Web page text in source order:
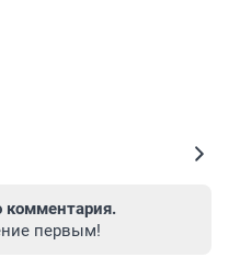
комментария.
первым!